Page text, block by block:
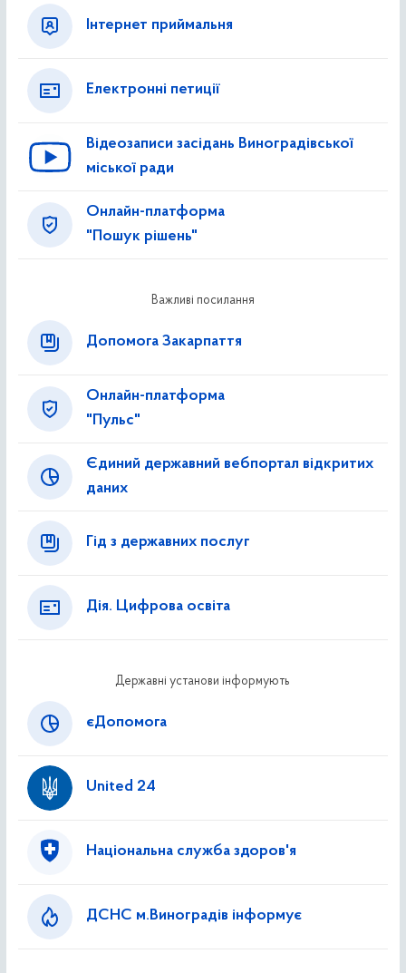
Інтернет приймальня
Електронні петиції
Відеозаписи засідань Виноградівської
міської ради
Онлайн-платформа
"Пошук рішень"
Важливі посилання
Допомога Закарпаття
Онлайн-платформа
"Пульс"
Єдиний державний вебпортал відкритих
даних
Гід з державних послуг
Дія. Цифрова освіта
Державні установи інформують
єДопомога
United 24
Національна служба здоров'я
ДСНС м.Виноградів інформує